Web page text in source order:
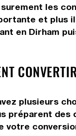
les
et plus
en Dirham
plusieurs
préparent
votre